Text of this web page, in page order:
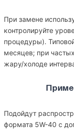
При замене
контролируйте
процедуры).
месяцев; при
жару/холоде
Подойдут
формата 5W-40 с